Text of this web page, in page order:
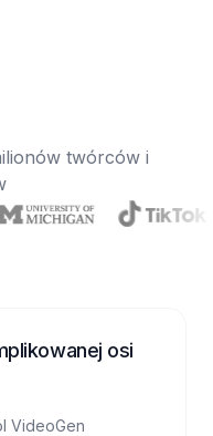
twórców i
osi
VideoGen